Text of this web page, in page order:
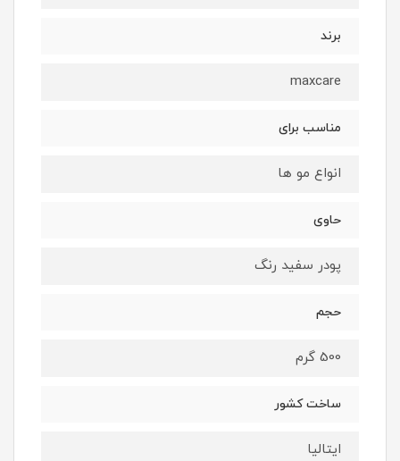
برند
maxcare
مناسب برای
انواع مو ها
حاوی
پودر سفید رنگ
حجم
500 گرم
ساخت کشور
ایتالیا